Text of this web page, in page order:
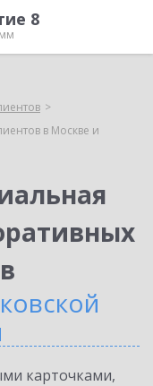
8
в Москве и
карточками,